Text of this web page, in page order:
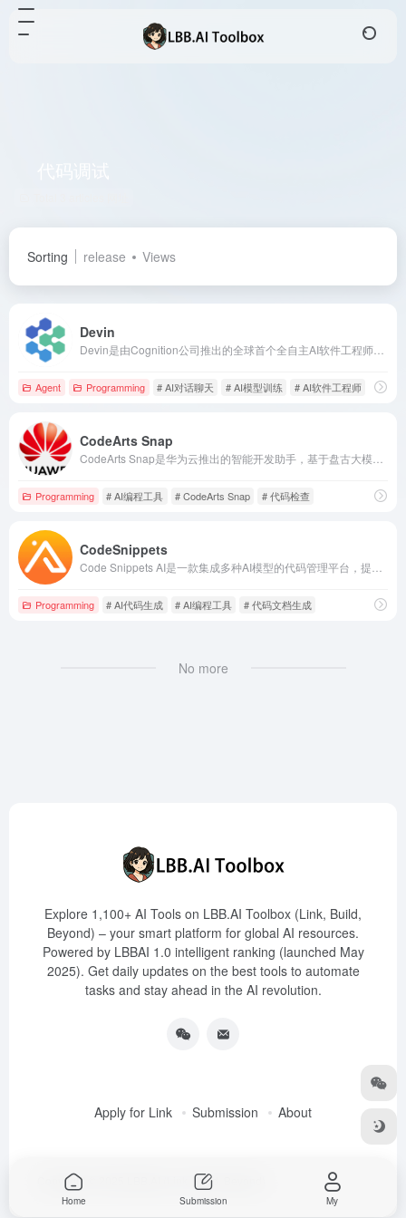
Sorting release Views
Devin
Agent Programming # AI对话聊天 # AI模型训练 # AI软件工程师
CodeArts Snap
Programming # AI编程工具 # CodeArts Snap # 代码检查
CodeSnippets
Programming # AI代码生成 # AI编程工具 # 代码文档生成
No more
Explore 1,100+ AI Tools on LBB.AI Toolbox (Link, Build,
Beyond) – your smart platform for global AI resources.
Powered by LBBAI 1.0 intelligent ranking (launched May
2025). Get daily updates on the best tools to automate
tasks and stay ahead in the AI revolution.
Apply for Link Submission About
Copyright © 2025 LBB.AI (Link, Build, Beyond)
Home Submission My